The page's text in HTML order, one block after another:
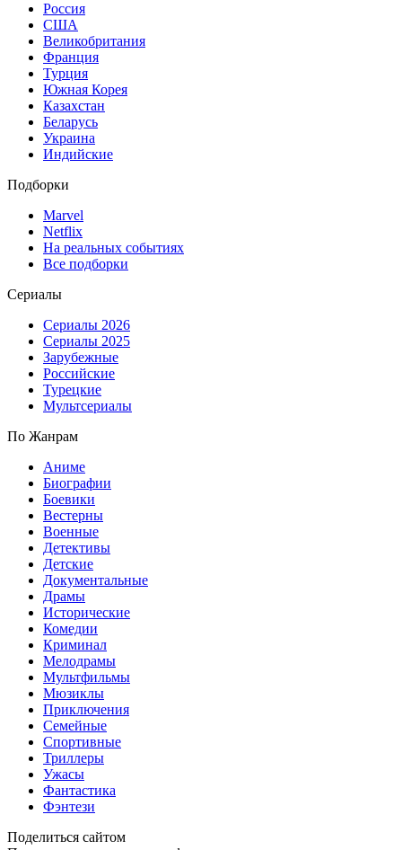
Россия
США
Великобритания
Франция
Турция
Южная Корея
Казахстан
Беларусь
Украина
Индийские
Подборки
Marvel
Netflix
На реальных событиях
Все подборки
Сериалы
Сериалы 2026
Сериалы 2025
Зарубежные
Российские
Турецкие
Мультсериалы
По Жанрам
Аниме
Биографии
Боевики
Вестерны
Военные
Детективы
Детские
Документальные
Драмы
Исторические
Комедии
Криминал
Мелодрамы
Мультфильмы
Мюзиклы
Приключения
Семейные
Спортивные
Триллеры
Ужасы
Фантастика
Фэнтези
Поделиться сайтом